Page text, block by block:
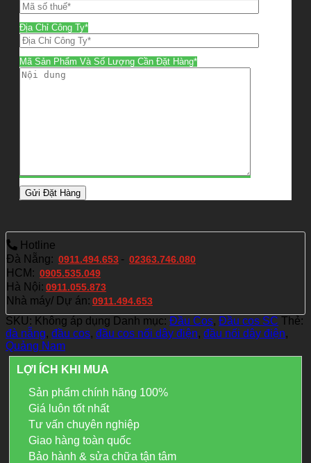
Địa Chỉ Công Ty*
Mã Sản Phẩm Và Số Lượng Cần Đặt Hàng*
Hotline
Đà Nẵng: 0911.494.653 - 02363.746.080
HCM: 0905.535.049
Hà Nội: 0911.055.873
Nhà máy/ Dự án: 0911.494.653
SKU: Không áp dụng Danh mục: Đầu Cos, Đầu cos SC Thẻ:
đà nẵng, đầu cos, đầu cos nối dây điện, đầu nối dây điện,
Quảng Nam
LỢI ÍCH KHI MUA
Sản phẩm chính hãng 100%
Giá luôn tốt nhất
Tư vấn chuyên nghiệp
Giao hàng toàn quốc
Bảo hành & sửa chữa tận tâm